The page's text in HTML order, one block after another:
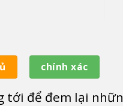
chính xác
tới để đem lại